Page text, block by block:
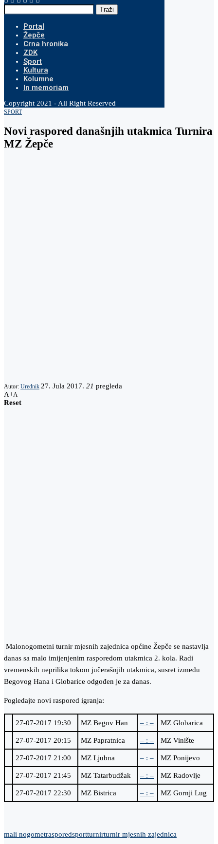
Traži
Portal
Žepče
Crna hronika
ZDK
Sport
Kultura
Kolumne
In memoriam
Copyright 2021 - All Right Reserved
SPORT
Novi raspored današnjih utakmica Turnira
MZ Žepče
Autor: Urednik 27. Jula 2017. 21 pregleda
A+A-
Reset
Malonogometni turnir mjesnih zajednica općine Žepče se nastavlja
danas sa malo imijenjenim rasporedom utakmica 2. kola. Radi
vremenskih neprilika tokom jučerašnjih utakmica, susret između
Begovog Hana i Globarice odgođen je za danas.
Pogledajte novi raspored igranja:
27-07-2017 19:30 MZ Begov Han – : – MZ Globarica
27-07-2017 20:15 MZ Papratnica – : – MZ Vinište
27-07-2017 21:00 MZ Ljubna – : – MZ Ponijevo
27-07-2017 21:45 MZ Tatarbudžak – : – MZ Radovlje
27-07-2017 22:30 MZ Bistrica – : – MZ Gornji Lug
mali nogometrasporedsportturnirturnir mjesnih zajednica